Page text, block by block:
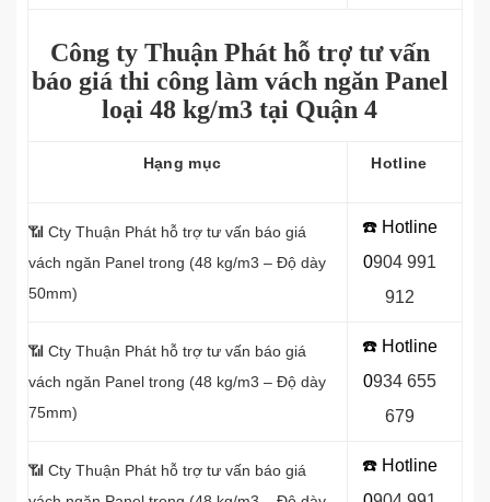
Công ty Thuận Phát hỗ trợ tư vấn
báo giá thi công làm vách ngăn Panel
loại 48 kg/m3 tại Quận 4
Hạng mục Hotline
📶 Cty Thuận Phát hỗ trợ tư vấn báo giá
vách ngăn Panel trong (48 kg/m3 – Độ dày
50mm)
☎️ Hotline
0904 991
912
📶 Cty Thuận Phát hỗ trợ tư vấn báo giá
vách ngăn Panel trong (48 kg/m3 – Độ dày
75mm)
☎️ Hotline
0934 655
679
📶 Cty Thuận Phát hỗ trợ tư vấn báo giá
☎️ Hotline